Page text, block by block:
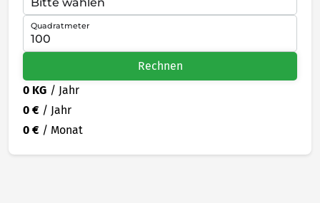
Quadratmeter
Rechnen
0 KG / Jahr
0 € / Jahr
0 € / Monat